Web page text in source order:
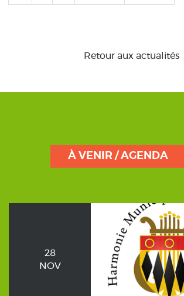
suivante
page
Retour aux actualités
À VENIR / AGENDA
28
NOV